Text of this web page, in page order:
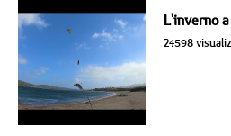
L'inverno
24598